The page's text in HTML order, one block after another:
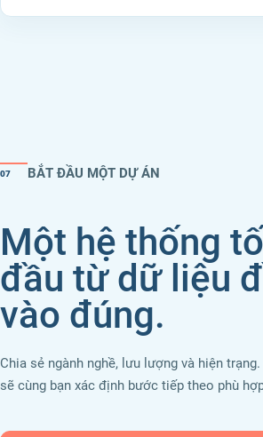
07 BẮT ĐẦU MỘT DỰ ÁN
Một hệ thống
đầu từ dữ liệu
vào đúng.
Chia sẻ ngành nghề, lưu lượng và hiện
sẽ cùng bạn xác định bước tiếp theo phù